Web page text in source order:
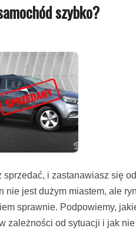
szybko?
sprzedać, i zastanawiasz się od
nie jest dużym miastem, ale
sprawnie. Podpowiemy,
zależności od sytuacji i jak nie